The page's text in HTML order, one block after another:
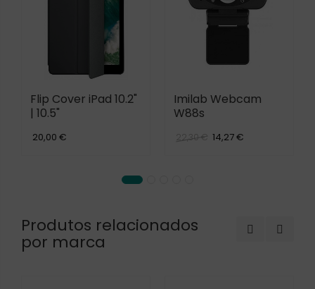
Flip Cover iPad 10.2"
| 10.5"
20,00 €
Imilab Webcam
W88s
22,30 € 14,27 €
Produtos relacionados
por marca